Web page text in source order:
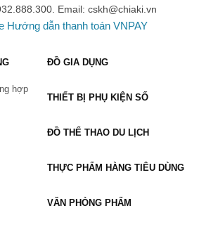
Email: cskh@chiaki.vn
Hướng dẫn thanh toán VNPAY
hợp
ĐỒ GIA DỤNG
THIẾT BỊ PHỤ KIỆN SỐ
ĐỒ THỂ THAO DU LỊCH
THỰC PHẨM HÀNG TIÊU DÙNG
VĂN PHÒNG PHẨM